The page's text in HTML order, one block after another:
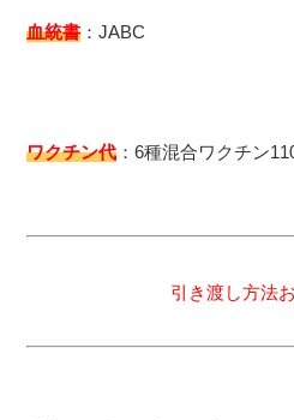
血統書 ：JABC
ワクチン代 ：6種混合ワクチン
引き渡し方法